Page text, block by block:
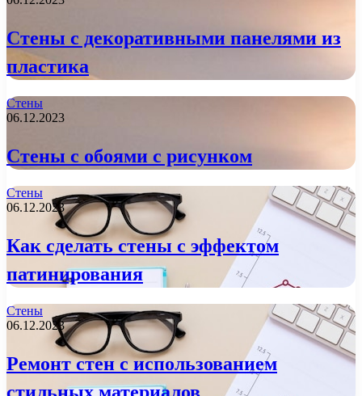
Стены с декоративными панелями из
пластика
Стены
06.12.2023
Стены с обоями с рисунком
Стены
06.12.2023
Как сделать стены с эффектом
патинирования
Стены
06.12.2023
Ремонт стен с использованием